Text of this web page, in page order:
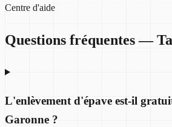
Centre d'aide
Questions fréquentes —
L'enlèvement d'épave est-il
Garonne ?